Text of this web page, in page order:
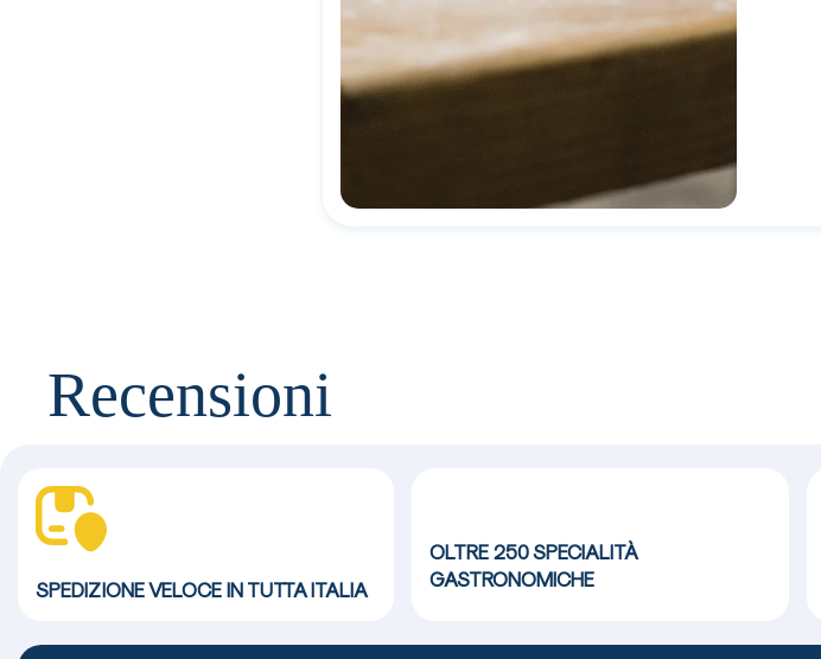
Recensioni
SPEDIZIONE VELOCE IN TUTTA ITALIA
OLTRE 250 SPECIALITÀ
GASTRONOMICHE